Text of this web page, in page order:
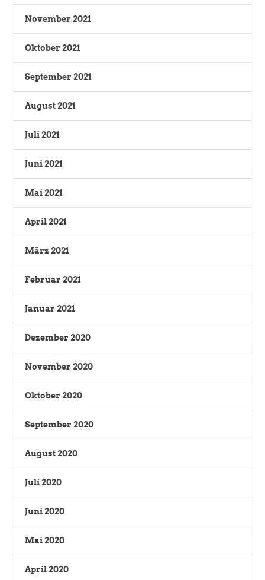
November 2021
Oktober 2021
September 2021
August 2021
Juli 2021
Juni 2021
Mai 2021
April 2021
März 2021
Februar 2021
Januar 2021
Dezember 2020
November 2020
Oktober 2020
September 2020
August 2020
Juli 2020
Juni 2020
Mai 2020
April 2020